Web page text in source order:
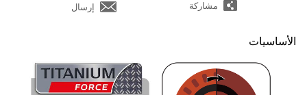
مشاركة إرسال
الأساسيات